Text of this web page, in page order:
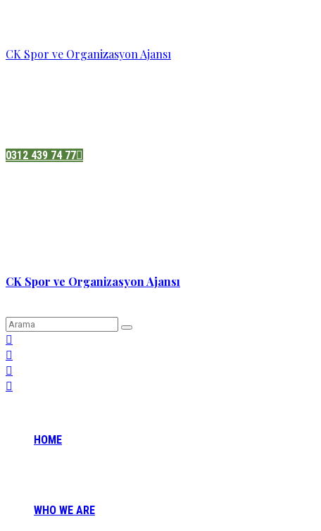
CK Spor ve Organizasyon Ajansı
0312 439 74 77
CK Spor ve Organizasyon Ajansı
HOME
WHO WE ARE